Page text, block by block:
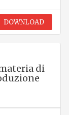
DOWNLOAD
di